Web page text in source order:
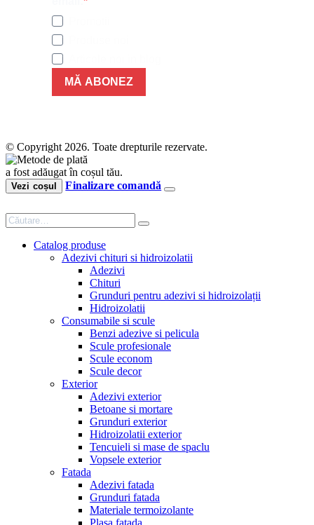
MĂ ABONEZ
© Copyright 2026. Toate drepturile rezervate.
a fost adăugat în coșul tău.
Vezi coșul Finalizare comandă
Catalog produse
Adezivi chituri si hidroizolatii
Adezivi
Chituri
Grunduri pentru adezivi si hidroizolații
Hidroizolatii
Consumabile si scule
Benzi adezive si pelicula
Scule profesionale
Scule econom
Scule decor
Exterior
Adezivi exterior
Betoane si mortare
Grunduri exterior
Hidroizolatii exterior
Tencuieli si mase de spaclu
Vopsele exterior
Fatada
Adezivi fatada
Grunduri fatada
Materiale termoizolante
Plasa fatada